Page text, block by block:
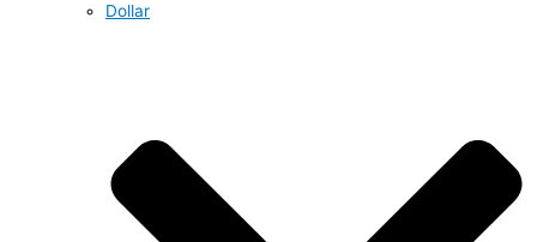
Dollar